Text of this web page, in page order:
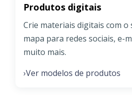
Produtos digitais
Crie materiais digitais com
mapa para redes sociais, e-
muito mais.
›Ver modelos de produtos